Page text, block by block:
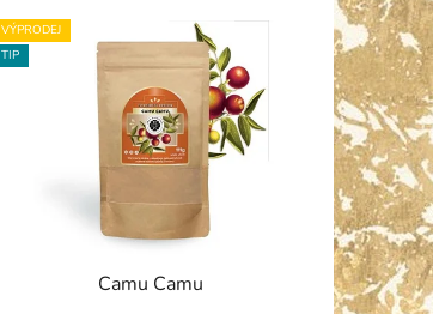
e
n
VÝPRODEJ
TIP
Camu Camu